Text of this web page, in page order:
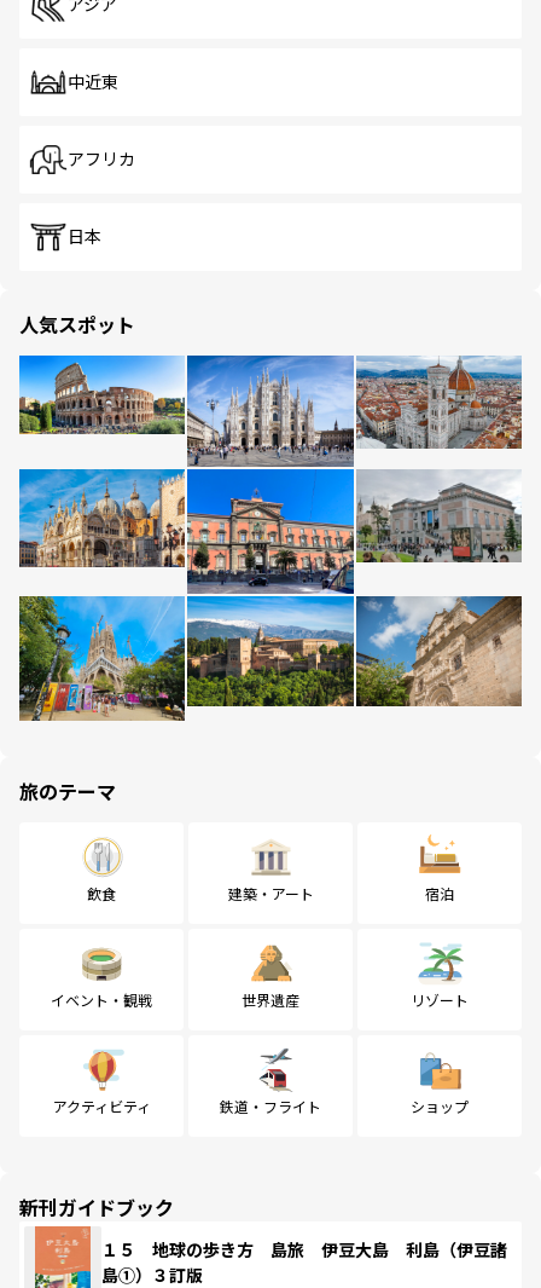
アジア
中近東
アフリカ
日本
人気スポット
旅のテーマ
飲食 建築・アート 宿泊
イベント・観戦 世界遺産 リゾート
アクティビティ 鉄道・フライト ショップ
新刊ガイドブック
１５ 地球の歩き方 島旅 伊豆大島 利島（伊豆諸
島①）３訂版